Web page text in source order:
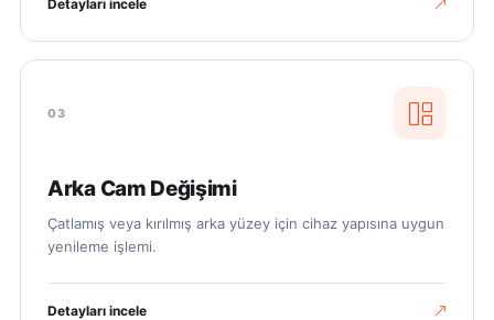
Detayları incele
03
Arka Cam Değişimi
Çatlamış veya kırılmış arka yüzey için cihaz yapısına uygun
yenileme işlemi.
Detayları incele